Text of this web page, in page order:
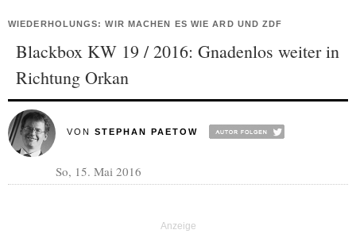
WIEDERHOLUNGS: WIR MACHEN ES WIE ARD UND ZDF
Blackbox KW 19 / 2016: Gnadenlos weiter in
Richtung Orkan
VON STEPHAN PAETOW
So, 15. Mai 2016